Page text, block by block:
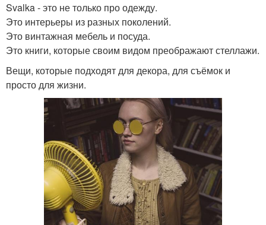
Svalka - это не только про одежду.
Это интерьеры из разных поколений.
Это винтажная мебель и посуда.
Это книги, которые своим видом преображают стеллажи.
Вещи, которые подходят для декора, для съёмок и
просто для жизни.